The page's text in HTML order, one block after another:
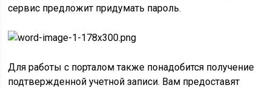
сервис предложит придумать пароль.
Для работы с порталом также понадобится получение
подтвержденной учетной записи. Вам предоставят